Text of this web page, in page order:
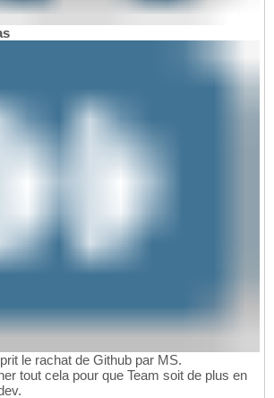
le rachat de Github par MS.
tout cela pour que Team soit de plus en